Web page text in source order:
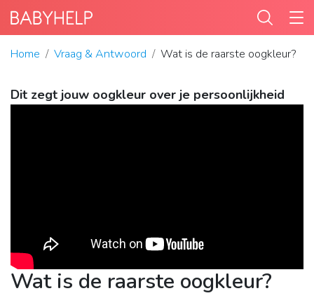
Home Vraag & Antwoord Wat is de raarste oogkleur?
Dit zegt jouw oogkleur over je persoonlijkheid
Wat is de raarste oogkleur?